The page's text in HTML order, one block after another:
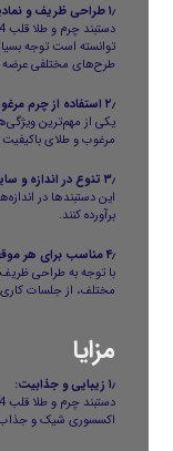
۱٫ طراحی ظریف و نمادین:
توانسته است توجه
طرح‌های مختلفی عرضه
۲٫ استفاده از چرم مرغوب و طلای باکیفیت:
مرغوب و طلای
۳٫ تنوع در اندازه و سایز:
این دستبندها در
برآورده کنند.
۴٫ مناسب برای هر موقعیت:
با توجه به طراحی
مختلف، از جلسات کاری
مزایا
۱٫ زیبایی و جذابیت:
اکسسوری شیک و